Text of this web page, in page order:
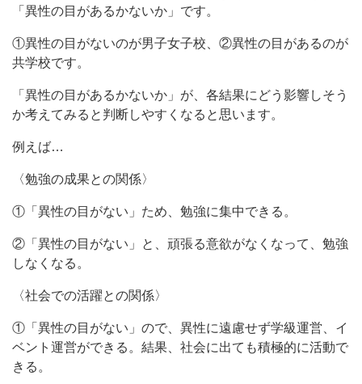
「異性の目があるかないか」です。
①異性の目がないのが男子女子校、②異性の目があるのが
共学校です。
「異性の目があるかないか」が、各結果にどう影響しそう
か考えてみると判断しやすくなると思います。
例えば…
〈勉強の成果との関係〉
①「異性の目がない」ため、勉強に集中できる。
②「異性の目がない」と、頑張る意欲がなくなって、勉強
しなくなる。
〈社会での活躍との関係〉
①「異性の目がない」ので、異性に遠慮せず学級運営、イ
ベント運営ができる。結果、社会に出ても積極的に活動で
きる。